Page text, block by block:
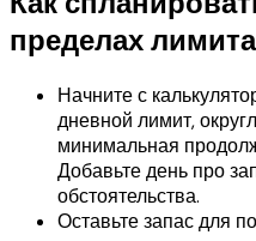
пределах лимита
Начните с
дневной лимит,
минимальная
Добавьте день про
обстоятельства.
Оставьте запас для